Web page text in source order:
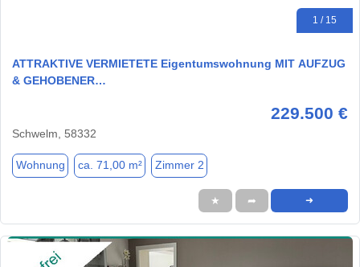
1 / 15
ATTRAKTIVE VERMIETETE Eigentumswohnung MIT AUFZUG
& GEHOBENER…
229.500 €
Schwelm, 58332
Wohnung ca. 71,00 m² Zimmer 2
★ ➦ ➜